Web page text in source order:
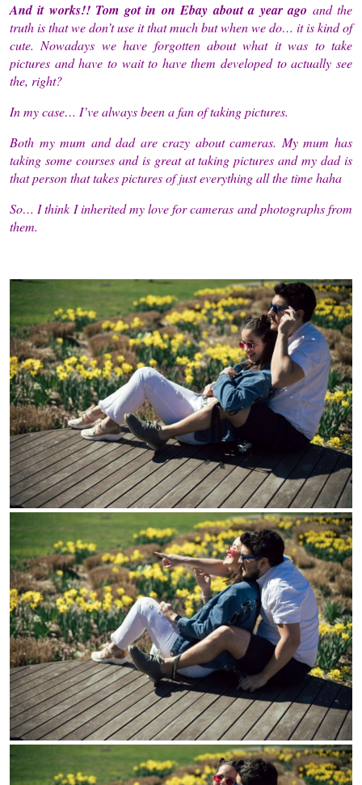
And it works!! Tom got in on Ebay about a year ago and the
truth is that we don’t use it that much but when we do… it is kind of
cute. Nowadays we have forgotten about what it was to take
pictures and have to wait to have them developed to actually see
the, right?
In my case… I’ve always been a fan of taking pictures.
Both my mum and dad are crazy about cameras. My mum has
taking some courses and is great at taking pictures and my dad is
that person that takes pictures of just everything all the time haha
So… I think I inherited my love for cameras and photographs from
them.